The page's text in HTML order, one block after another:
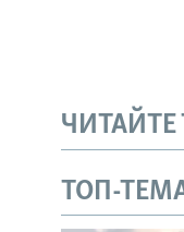
ЧИТАЙТЕ
ТОП-